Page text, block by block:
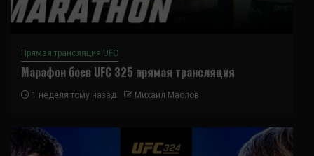
Прямая трансляция UFC
Марафон боев UFC 325 прямая трансляция
1 неделя тому назад Михаил Маслов